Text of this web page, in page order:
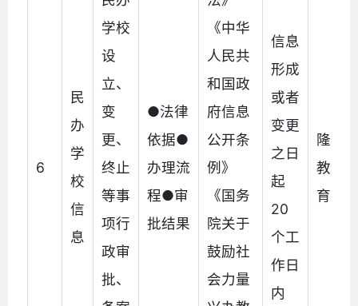
民
办
学
校
信
息
《中华
人民共
和国政
府信息
公开条
例》
《国务
院关于
鼓励社
会力量
6
学校
设
立、
变
更、
终止
等事
项行
政审
批、
●法律
依据●
办理流
程●审
批结果
信息
形成
或者
变更
之日
起
20
个工
作日
内
隆阳
教育
育局